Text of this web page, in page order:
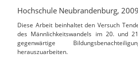
Hochschule Neubrandenburg, 2009
Diese Arbeit beinhaltet den Versuch
des Männlichkeitswandels im 20. und
gegenwärtige
herauszuarbeiten.